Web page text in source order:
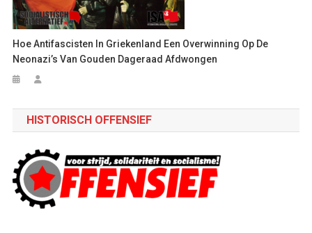
Hoe Antifascisten In Griekenland Een Overwinning Op De
Neonazi’s Van Gouden Dageraad Afdwongen
HISTORISCH OFFENSIEF